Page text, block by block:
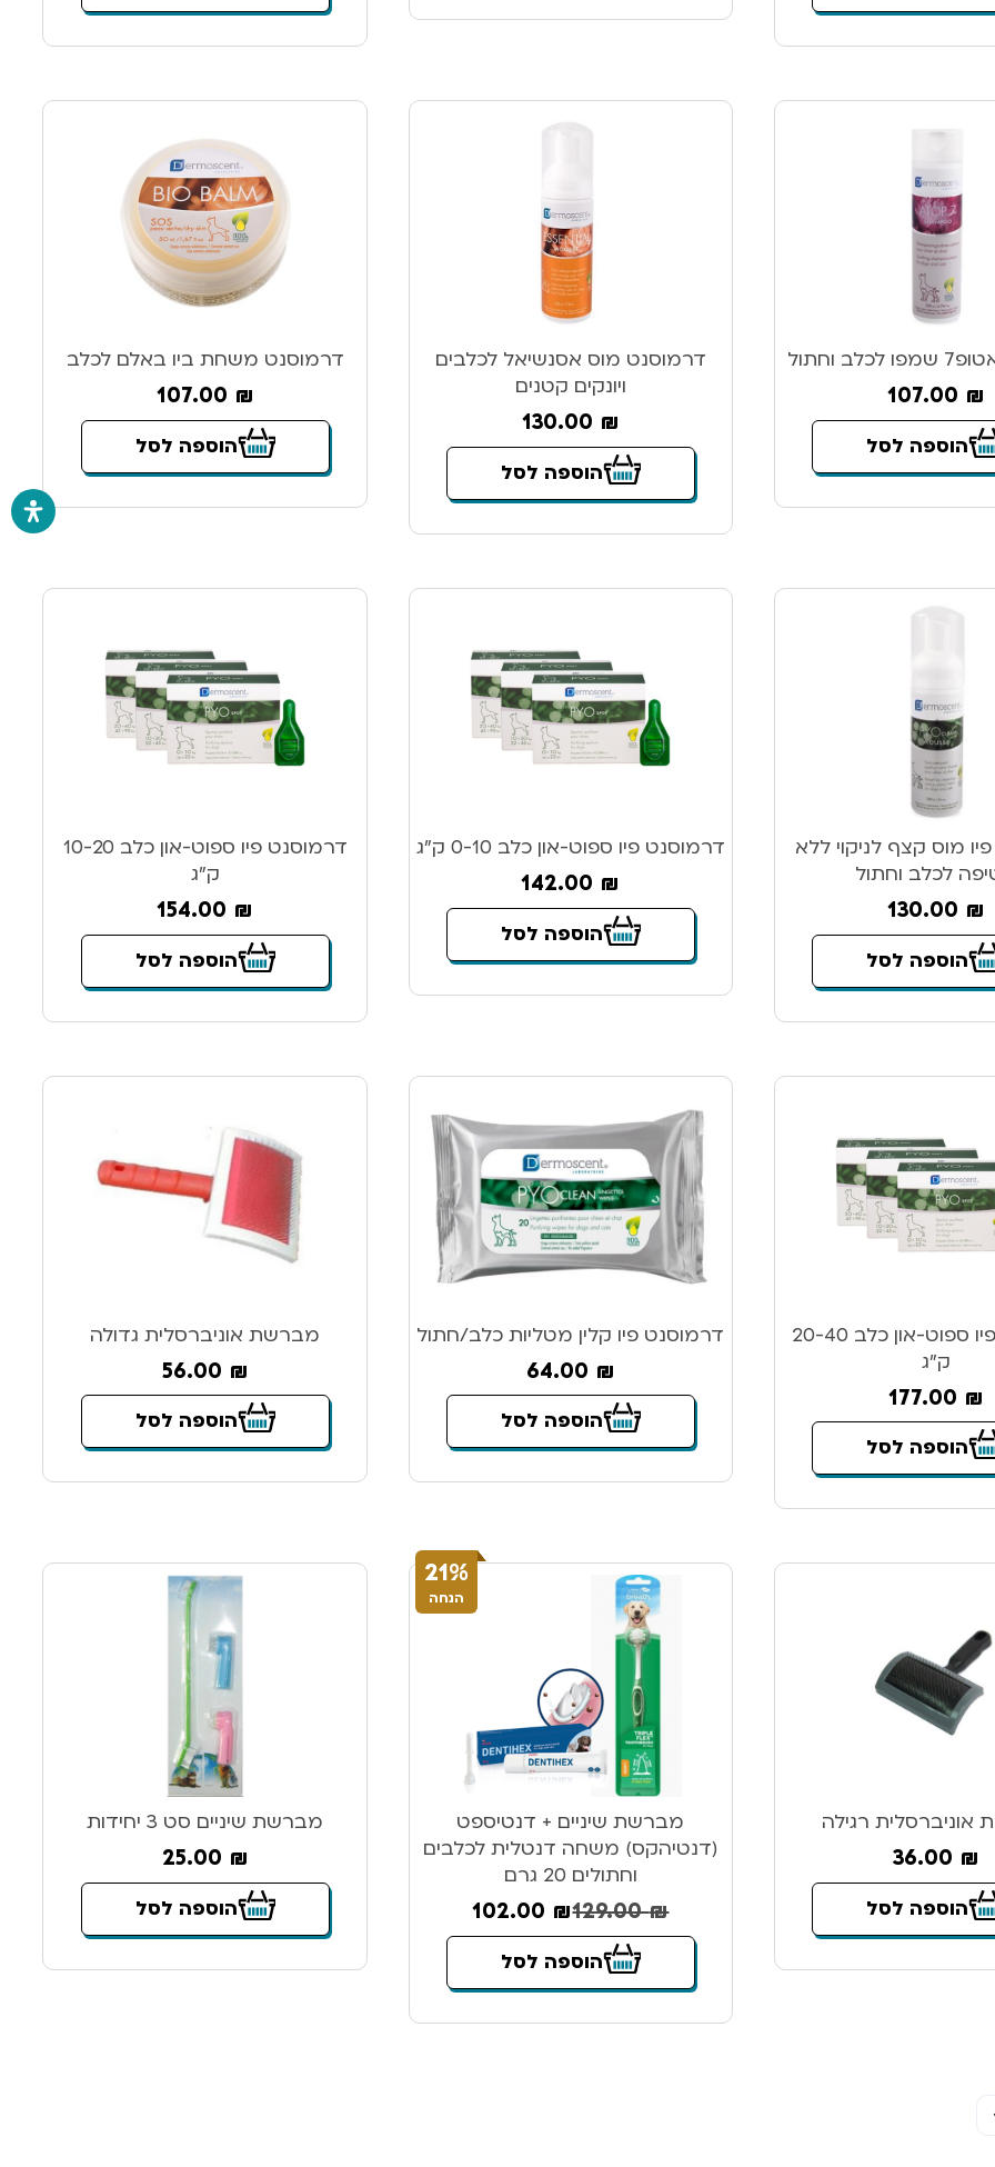
וחתול
107.00 ₪
הוספה לסל
דרמוסנט מוס אסנשיאל לכלבים
ויונקים קטנים
130.00 ₪
הוספה לסל
דרמוסנט משחת ביו באלם לכלב
107.00 ₪
הוספה לסל
מוס קצף לניקוי ללא
לכלב וחתול
130.00 ₪
הוספה לסל
דרמוסנט פיו ספוט-און כלב 0-10 ק”ג
142.00 ₪
הוספה לסל
דרמוסנט פיו ספוט-און כלב 10-20
ק”ג
154.00 ₪
הוספה לסל
דרמוסנט פיו ספוט-און כלב 20-40
ק”ג
177.00 ₪
הוספה לסל
דרמוסנט פיו קלין מטליות כלב/חתול
64.00 ₪
הוספה לסל
מברשת אוניברסלית גדולה
56.00 ₪
הוספה לסל
רגילה
36.00 ₪
הוספה לסל
21%
הנחה
מברשת שיניים + דנטיספט
(דנטיהקס) משחה דנטלית לכלבים
וחתולים 20 גרם
129.00₪
102.00 ₪
הוספה לסל
מברשת שיניים סט 3 יחידות
25.00 ₪
הוספה לסל